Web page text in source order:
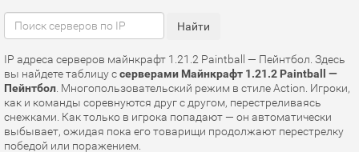
IP адреса серверов майнкрафт 1.21.2 Paintball — Пейнтбол. Здесь
вы найдете таблицу ссерверами Майнкрафт 1.21.2 Paintball —
Пейнтбол . Многопользовательский режим в стиле Action. Игроки,
как и команды соревнуются друг с другом, перестреливаясь
снежками. Как только в игрока попадают — он автоматически
выбывает, ожидая пока его товарищи продолжают перестрелку
победой или поражением.